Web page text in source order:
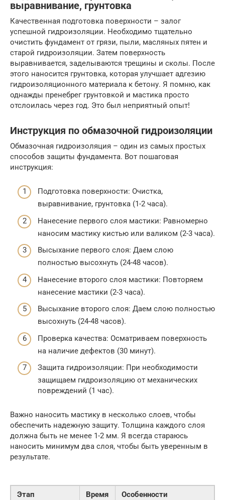
выравнивание, грунтовка
Качественная подготовка поверхности – залог
успешной гидроизоляции. Необходимо тщательно
очистить фундамент от грязи, пыли, масляных пятен и
старой гидроизоляции. Затем поверхность
выравнивается, заделываются трещины и сколы. После
этого наносится грунтовка, которая улучшает адгезию
гидроизоляционного материала к бетону. Я помню, как
однажды пренебрег грунтовкой и мастика просто
отслоилась через год. Это был неприятный опыт!
Инструкция по обмазочной гидроизоляции
Обмазочная гидроизоляция – один из самых простых
способов защиты фундамента. Вот пошаговая
инструкция:
Подготовка поверхности: Очистка,
выравнивание, грунтовка (1-2 часа).
Нанесение первого слоя мастики: Равномерно
наносим мастику кистью или валиком (2-3 часа).
Высыхание первого слоя: Даем слою
полностью высохнуть (24-48 часов).
Нанесение второго слоя мастики: Повторяем
нанесение мастики (2-3 часа).
Высыхание второго слоя: Даем слою полностью
высохнуть (24-48 часов).
Проверка качества: Осматриваем поверхность
на наличие дефектов (30 минут).
Защита гидроизоляции: При необходимости
защищаем гидроизоляцию от механических
повреждений (1 час).
Важно наносить мастику в несколько слоев, чтобы
обеспечить надежную защиту. Толщина каждого слоя
должна быть не менее 1-2 мм. Я всегда стараюсь
наносить минимум два слоя, чтобы быть уверенным в
результате.
Этап Время
Особенности